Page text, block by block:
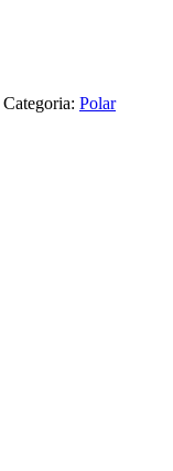
Categoria: Polar